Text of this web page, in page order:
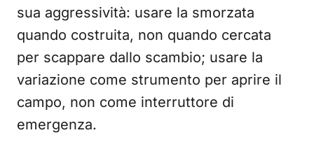
sua aggressività: usare la smorzata
quando costruita, non quando cercata
per scappare dallo scambio; usare la
variazione come strumento per aprire il
campo, non come interruttore di
emergenza.